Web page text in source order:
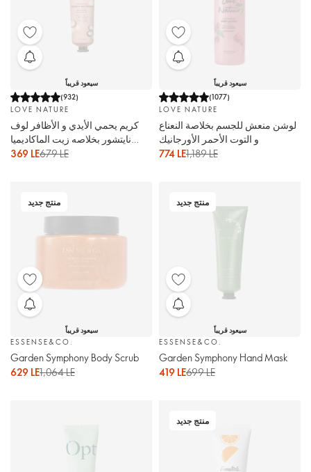
سيعود قريباً
(932)
LOVE NATURE
كريم يحمي الأيدي و الأظافر لوف
نايتشور بخلاصه زيت الماكاديميا
الأورجانيك
369 LE679 LE
سيعود قريباً
(1077)
LOVE NATURE
لوشن منعش للجسم بخلاصة النعناع
و التوت الأحمر الأورجانيك
774 LE1,189 LE
منتج جديد
سيعود قريباً
ESSENSE&CO.
Garden Symphony Body Scrub
629 LE1,064 LE
منتج جديد
سيعود قريباً
ESSENSE&CO.
Garden Symphony Hand Mask
419 LE699 LE
منتج جديد